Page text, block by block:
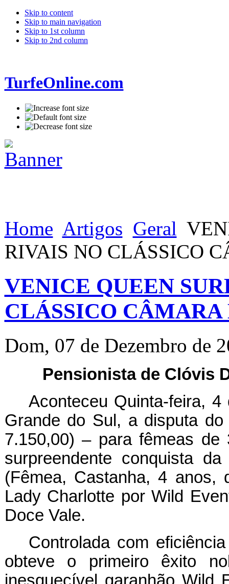
Skip to content
Skip to main navigation
Skip to 1st column
Skip to 2nd column
TurfeOnline.com
Home Artigos Geral
RIVAIS NO CLÁSSICO
VENICE QUEEN
CLÁSSICO
Dom, 07 de Dezembro de
Pensionista de Clóvis
Aconteceu Quinta-feira,
Grande do Sul, a disputa
7.150,00) – para fêmeas
surpreendente conquista
(Fêmea, Castanha, 4
Lady Charlotte por Wild
Doce Vale.
Controlada com
obteve o primeiro êxito
inesquecível garanhão Wild